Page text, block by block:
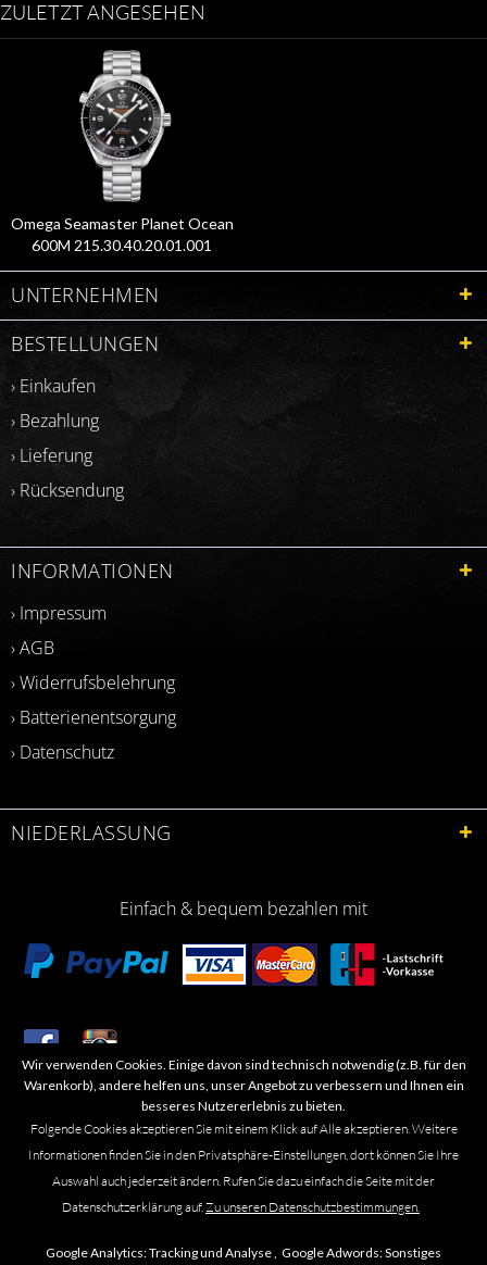
ZULETZT ANGESEHEN
Omega Seamaster Planet Ocean
600M 215.30.40.20.01.001
UNTERNEHMEN
BESTELLUNGEN
› Einkaufen
› Bezahlung
› Lieferung
› Rücksendung
INFORMATIONEN
› Impressum
› AGB
› Widerrufsbelehrung
› Batterienentsorgung
› Datenschutz
NIEDERLASSUNG
Einfach & bequem bezahlen mit
​Letzte Aktualisierung: 06.2026
Marken- oder Warenzeichen werden in der Regel nicht als solche kenntlich
gemacht. Das Fehlen einer solchen Kennzeichnung bedeutet nicht, dass es
Wir verwenden Cookies. Einige davon sind technisch notwendig (z.B. für den
Warenkorb), andere helfen uns, unser Angebot zu verbessern und Ihnen ein
besseres Nutzererlebnis zu bieten.
Folgende Cookies akzeptieren Sie mit einem Klick auf Alle akzeptieren. Weitere
Informationen finden Sie in den Privatsphäre-Einstellungen, dort können Sie Ihre
Auswahl auch jederzeit ändern. Rufen Sie dazu einfach die Seite mit der
Datenschutzerklärung auf.Zu unseren Datenschutzbestimmungen.
Google Analytics:Tracking und Analyse , Google Adwords:Sonstiges